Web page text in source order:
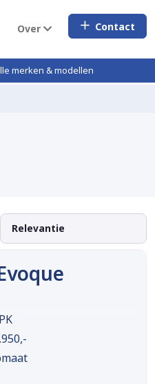
Over Contact
merken & modellen